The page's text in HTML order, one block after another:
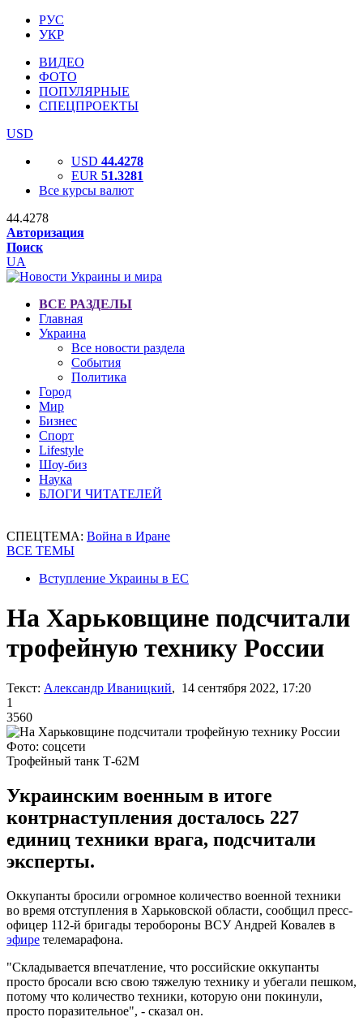
РУС
УКР
ВИДЕО
ФОТО
ПОПУЛЯРНЫЕ
СПЕЦПРОЕКТЫ
USD
USD 44.4278
EUR 51.3281
Все курсы валют
44.4278
Авторизация
Поиск
UA
ВСЕ РАЗДЕЛЫ
Главная
Украина
Все новости раздела
События
Политика
Город
Мир
Бизнес
Спорт
Lifestyle
Шоу-биз
Наука
БЛОГИ ЧИТАТЕЛЕЙ
СПЕЦТЕМА: Война в Иране
ВСЕ ТЕМЫ
Вступление Украины в ЕС
На Харьковщине подсчитали
трофейную технику России
Текст: Александр Иваницкий, 14 сентября 2022, 17:20
1
3560
Фото: соцсети
Трофейный танк Т-62М
Украинским военным в итоге
контрнаступления досталось 227
единиц техники врага, подсчитали
эксперты.
Оккупанты бросили огромное количество военной техники
во время отступления в Харьковской области, сообщил пресс-
офицер 112-й бригады теробороны ВСУ Андрей Ковалев в
эфире телемарафона.
"Складывается впечатление, что российские оккупанты
просто бросали всю свою тяжелую технику и убегали пешком,
потому что количество техники, которую они покинули,
просто поразительное", - сказал он.